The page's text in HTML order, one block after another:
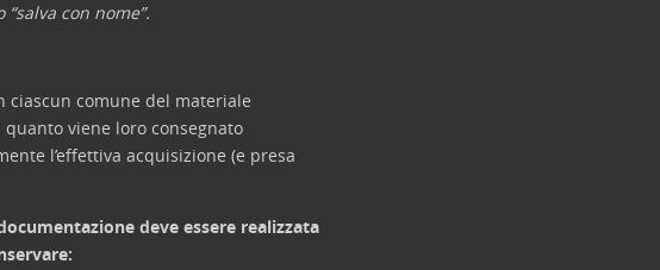
con nome”.
comune del materiale
quanto viene loro consegnato
l’effettiva acquisizione (e presa
deve essere realizzata